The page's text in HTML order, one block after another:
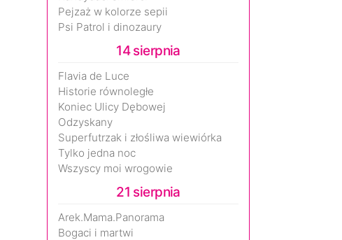
Pejzaż w kolorze sepii
Psi Patrol i dinozaury
14 sierpnia
Flavia de Luce
Historie równoległe
Koniec Ulicy Dębowej
Odzyskany
Superfutrzak i złośliwa wiewiórka
Tylko jedna noc
Wszyscy moi wrogowie
21 sierpnia
Arek.Mama.Panorama
Bogaci i martwi